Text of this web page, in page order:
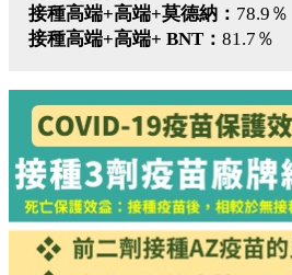
接種高端+高端+莫德納： 78.9％
接種高端+高端+ BNT： 81.7％